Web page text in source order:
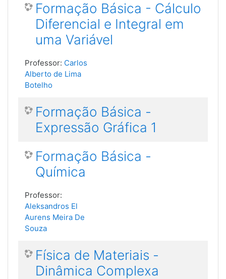
Formação Básica - Cálculo
Diferencial e Integral em
uma Variável
Professor: Carlos
Alberto de Lima
Botelho
Formação Básica -
Expressão Gráfica 1
Formação Básica -
Química
Professor:
Aleksandros El
Aurens Meira De
Souza
Física de Materiais -
Dinâmica Complexa